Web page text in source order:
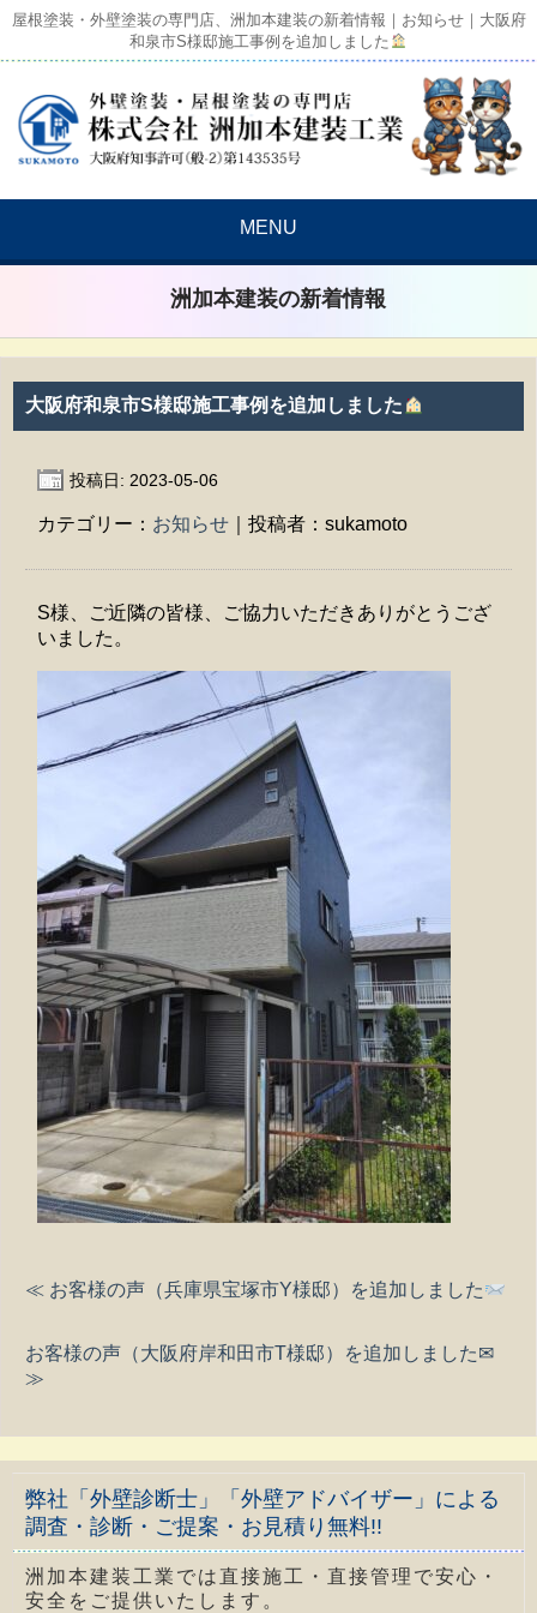
屋根塗装・外壁塗装の専門店、洲加本建装の新着情報｜お知らせ｜大阪府
和泉市S様邸施工事例を追加しました
MENU
洲加本建装の新着情報
大阪府和泉市S様邸施工事例を追加しました
投稿日: 2023-05-06
カテゴリー： お知らせ ｜投稿者：sukamoto
S様、ご近隣の皆様、ご協力いただきありがとうござ
いました。
≪ お客様の声（兵庫県宝塚市Y様邸）を追加しました
お客様の声（大阪府岸和田市T様邸）を追加しました✉
≫
弊社「外壁診断士」「外壁アドバイザー」による
調査・診断・ご提案・お見積り無料!!
洲加本建装工業では直接施工・直接管理で安心・
安全をご提供いたします。